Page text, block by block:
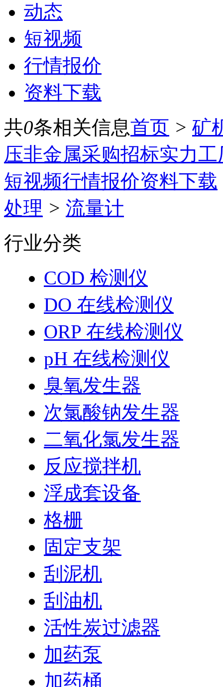
动态
短视频
行情报价
资料下载
共0条相关信息首页 > 矿
压非金属采购招标实力工
短视频行情报价资料下载
处理 > 流量计
行业分类
COD 检测仪
DO 在线检测仪
ORP 在线检测仪
pH 在线检测仪
臭氧发生器
次氯酸钠发生器
二氧化氯发生器
反应搅拌机
浮成套设备
格栅
固定支架
刮泥机
刮油机
活性炭过滤器
加药泵
加药桶